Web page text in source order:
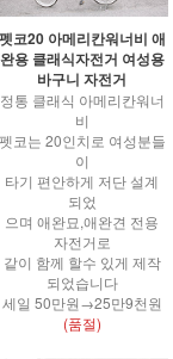
펫코20 아메리칸워너비 애
완용 클래식자전거 여성용
바구니 자전거
정통 클래식 아메리칸워너
비
펫코는 20인치로 여성분들
이
타기 편안하게 저단 설계
되었
으며 애완묘,애완견 전용
자전거로
같이 함께 할수 있게 제작
되었습니다
세일 50만원→25만9천원
(품절)